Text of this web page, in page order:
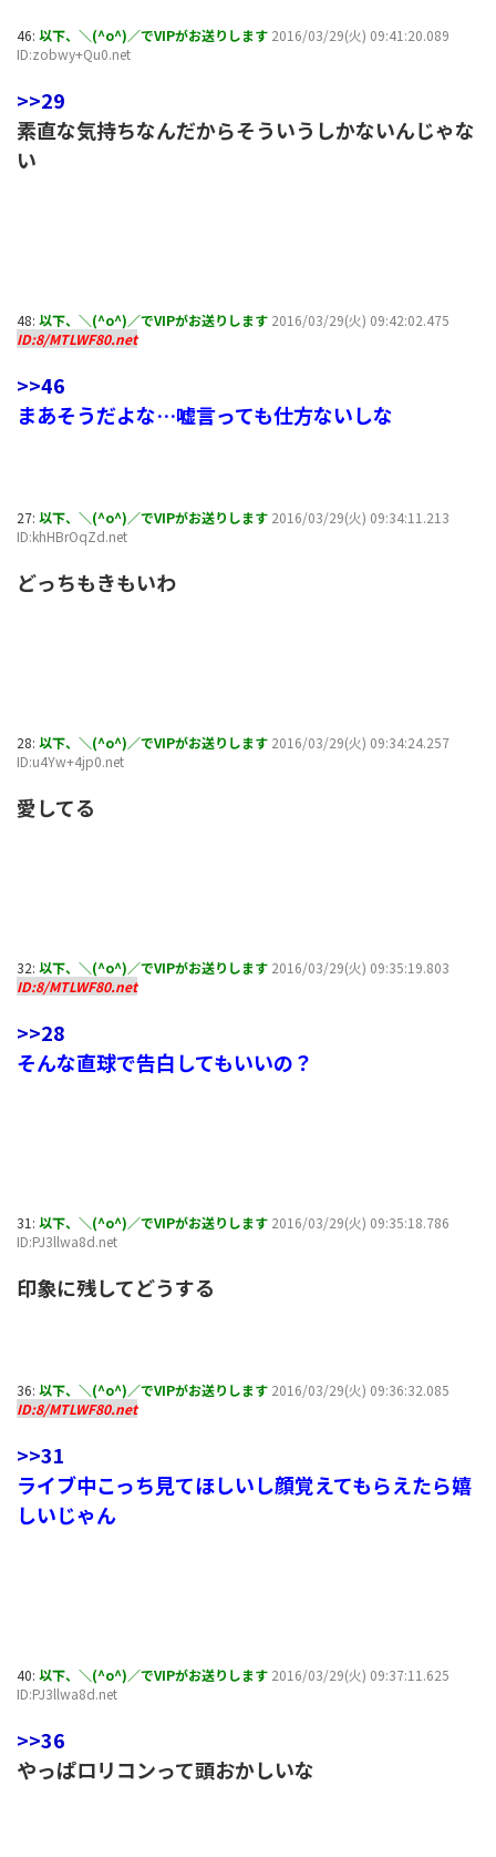
46: 以下、＼(^o^)／でVIPがお送りします 2016/03/29(火) 09:41:20.089
ID:zobwy+Qu0.net
>>29
素直な気持ちなんだからそういうしかないんじゃな
い
48: 以下、＼(^o^)／でVIPがお送りします 2016/03/29(火) 09:42:02.475
ID:8/MTLWF80.net
>>46
まあそうだよな…嘘言っても仕方ないしな
27: 以下、＼(^o^)／でVIPがお送りします 2016/03/29(火) 09:34:11.213
ID:khHBrOqZd.net
どっちもきもいわ
28: 以下、＼(^o^)／でVIPがお送りします 2016/03/29(火) 09:34:24.257
ID:u4Yw+4jp0.net
愛してる
32: 以下、＼(^o^)／でVIPがお送りします 2016/03/29(火) 09:35:19.803
ID:8/MTLWF80.net
>>28
そんな直球で告白してもいいの？
31: 以下、＼(^o^)／でVIPがお送りします 2016/03/29(火) 09:35:18.786
ID:PJ3llwa8d.net
印象に残してどうする
36: 以下、＼(^o^)／でVIPがお送りします 2016/03/29(火) 09:36:32.085
ID:8/MTLWF80.net
>>31
ライブ中こっち見てほしいし顔覚えてもらえたら嬉
しいじゃん
40: 以下、＼(^o^)／でVIPがお送りします 2016/03/29(火) 09:37:11.625
ID:PJ3llwa8d.net
>>36
やっぱロリコンって頭おかしいな